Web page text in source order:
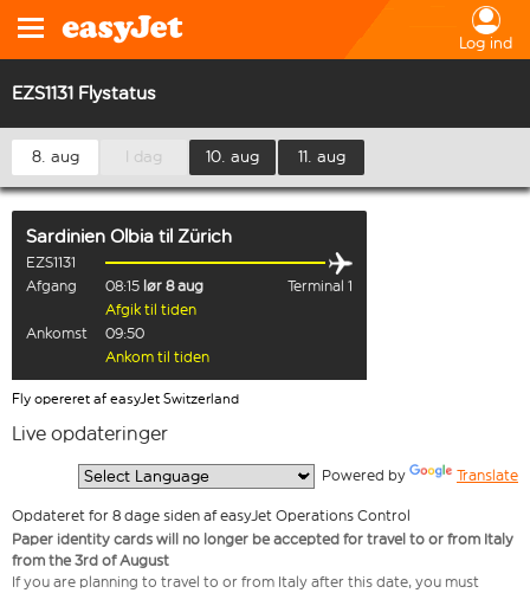
Log ind
EZS1131 Flystatus
8. aug I dag 10. aug 11. aug
Sardinien Olbia til Zürich
EZS1131
Afgang
08:15 lør 8 aug
Terminal 1
Afgik til tiden
Ankomst
09:50
Ankom til tiden
Fly opereret af easyJet Switzerland
Live opdateringer
Powered by Translate
Opdateret for 8 dage siden af easyJet Operations Control
Paper identity cards will no longer be accepted for travel to or from Italy
from the 3rd of August
If you are planning to travel to or from Italy after this date, you must